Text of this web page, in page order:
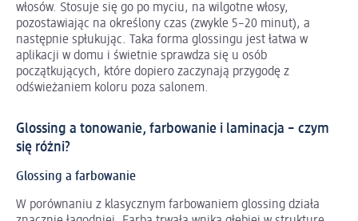
włosów. Stosuje się go po myciu, na wilgotne włosy,
pozostawiając na określony czas (zwykle 5–20 minut), a
następnie spłukując. Taka forma glossingu jest łatwa w
aplikacji w domu i świetnie sprawdza się u osób
początkujących, które dopiero zaczynają przygodę z
odświeżaniem koloru poza salonem.
Glossing a tonowanie, farbowanie i laminacja – czym
się różni?
Glossing a farbowanie
W porównaniu z klasycznym farbowaniem glossing działa